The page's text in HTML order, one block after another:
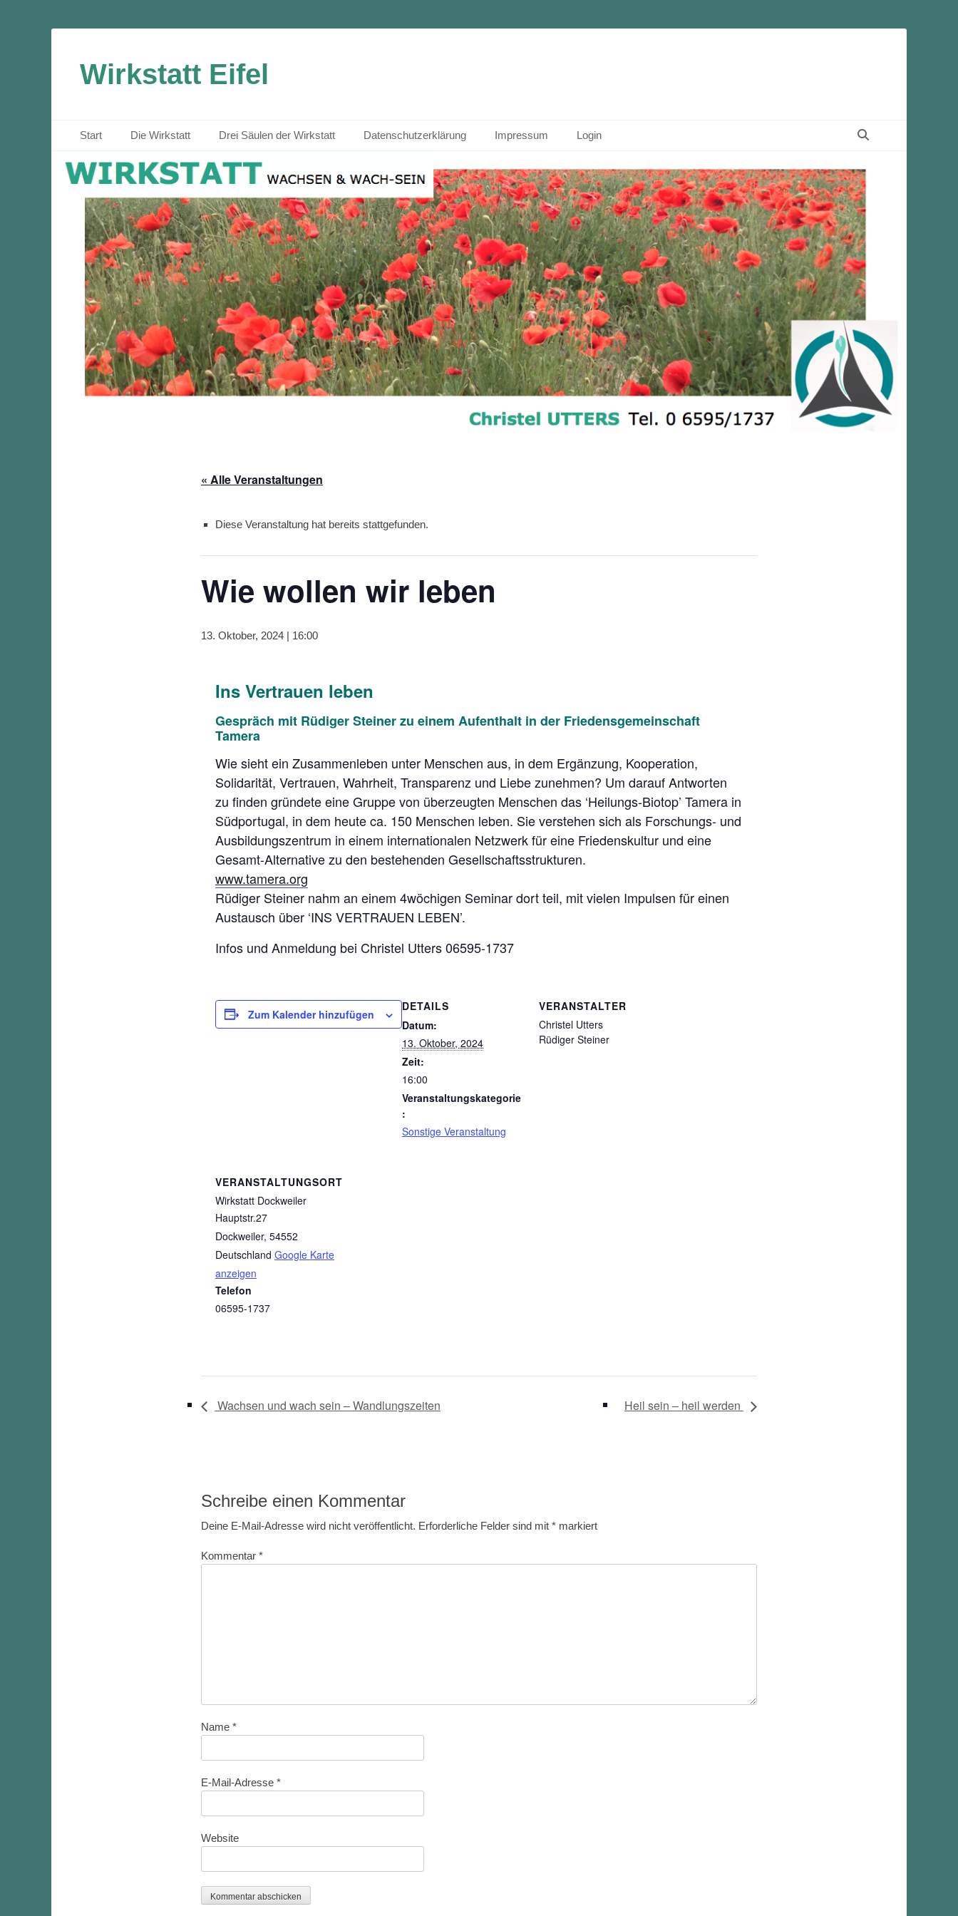
Wirkstatt Eifel
Primäres Menü
Inhalt
Start Die Wirkstatt Drei Säulen der Wirkstatt Datenschutzerklärung Impressum Login
« Alle Veranstaltungen
Diese Veranstaltung hat bereits stattgefunden.
Wie wollen wir leben
13. Oktober, 2024 | 16:00
Ins Vertrauen leben
Gespräch mit Rüdiger Steiner zu einem Aufenthalt in der Friedensgemeinschaft
Tamera
Wie sieht ein Zusammenleben unter Menschen aus, in dem Ergänzung, Kooperation,
Solidarität, Vertrauen, Wahrheit, Transparenz und Liebe zunehmen? Um darauf Antworten
zu finden gründete eine Gruppe von überzeugten Menschen das ‘Heilungs-Biotop’ Tamera in
Südportugal, in dem heute ca. 150 Menschen leben. Sie verstehen sich als Forschungs- und
Ausbildungszentrum in einem internationalen Netzwerk für eine Friedenskultur und eine
Gesamt-Alternative zu den bestehenden Gesellschaftsstrukturen.
www.tamera.org
Rüdiger Steiner nahm an einem 4wöchigen Seminar dort teil, mit vielen Impulsen für einen
Austausch über ‘INS VERTRAUEN LEBEN’.
Infos und Anmeldung bei Christel Utters 06595-1737
Zum Kalender hinzufügen
DETAILS
Datum:
13. Oktober, 2024
Zeit:
16:00
Veranstaltungskategorie
:
Sonstige Veranstaltung
VERANSTALTER
Christel Utters
Rüdiger Steiner
VERANSTALTUNGSORT
Wirkstatt Dockweiler
Hauptstr.27
Dockweiler, 54552
Deutschland Google Karte
anzeigen
Telefon
06595-1737
Wachsen und wach sein – Wandlungszeiten Heil sein – heil werden
Schreibe einen Kommentar
Deine E-Mail-Adresse wird nicht veröffentlicht. Erforderliche Felder sind mit * markiert
Kommentar *
Name *
E-Mail-Adresse *
Website